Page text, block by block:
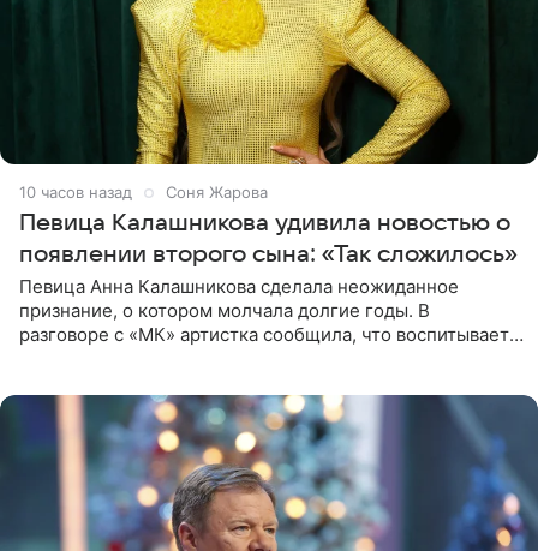
10 часов назад Соня Жарова
Певица Калашникова удивила новостью о
появлении второго сына: «Так сложилось»
Певица Анна Калашникова сделала неожиданное
признание, о котором молчала долгие годы. В
разговоре с «МК» артистка сообщила, что воспитывает